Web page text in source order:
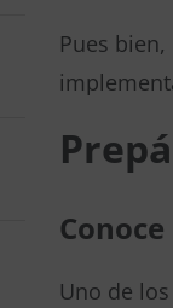
Pues
Uno de